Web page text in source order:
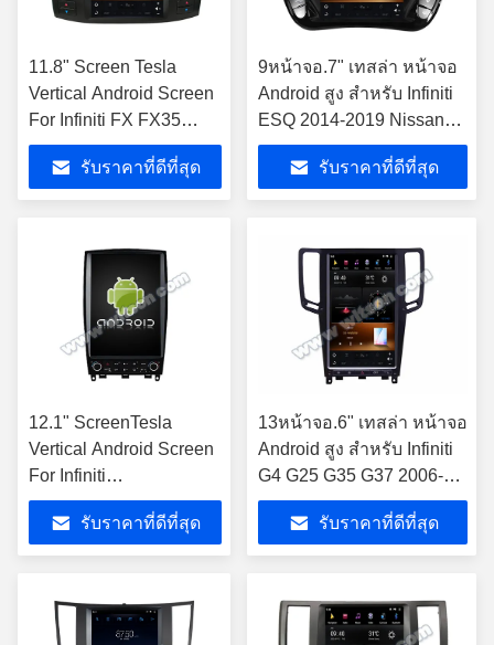
11.8" Screen Tesla
Vertical Android Screen
For Infiniti FX FX35
FX45 2003-2012 รถยนต์
มัลติมีเดีย สเตียโร GPS
Carplay Player
รับราคาที่ดีที่สุด
9หน้าจอ.7" เทสล่า หน้าจอ
Android สูง สําหรับ Infiniti
ESQ 2014-2019 Nissan
Juke 2010-2019
รับราคาที่ดีที่สุด
12.1" ScreenTesla
Vertical Android Screen
For Infiniti
EX25/EX30/EX35/EX37/QX50
2007-2017 เครื่องเสียง
รถยนต์
รับราคาที่ดีที่สุด
13หน้าจอ.6" เทสล่า หน้าจอ
Android สูง สําหรับ Infiniti
G4 G25 G35 G37 2006-
2013 เครื่องเสียงรถยนต์
รับราคาที่ดีที่สุด